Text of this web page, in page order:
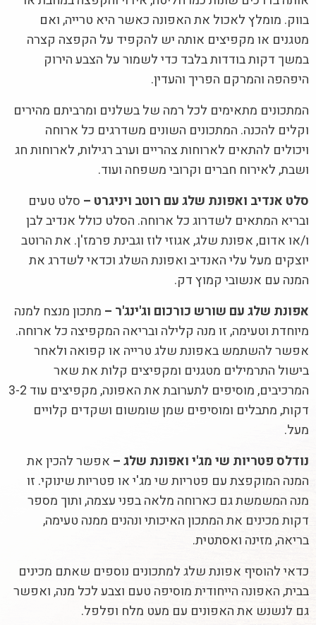
בווק. מומלץ לאכול את האפונה כאשר היא טרייה, ואם
מטגנים או מקפיצים אותה יש להקפיד על הקפצה קצרה
במשך דקות בודדות בלבד כדי לשמור על הצבע הירוק
היפהפה והמרקם הפריך והעדין.
המתכונים מתאימים לכל רמה של בשלנים ומרביתם מהירים
וקלים להכנה. המתכונים השונים משדרגים כל ארוחה
ויכולים להתאים לארוחות צהריים וערב רגילות, לארוחות חג
ושבת, לאירוח חברים וקרובי משפחה ועוד.
סלט אנדיב ואפונת שלג עם רוטב ויניגרט – סלט טעים
ובריא המתאים לשדרוג כל ארוחה. הסלט כולל אנדיב לבן
ו/או אדום, אפונת שלג, אגוזי לוז וגבינת פרמז'ן. את הרוטב
יוצקים מעל עלי האנדיב ואפונת השלג וכדאי לשדרג את
המנה עם אנשובי קמוץ דק.
אפונת שלג עם שורש כורכום וג'ינג'ר – מתכון מנצח למנה
מיוחדת וטעימה, זו מנה קלילה ובריאה המקפיצה כל ארוחה.
אפשר להשתמש באפונת שלג טרייה או קפואה ולאחר
בישול התרמילים מטגנים ומקפיצים קלות את שאר
המרכיבים, מוסיפים לתערובת את האפונה, מקפיצים עוד 3-2
דקות, מתבלים ומוסיפים שמן שומשום ושקדים קלויים
מעל.
נודלס פטריות שי מג'י ואפונת שלג – אפשר להכין את
המנה המוקפצת עם פטריות שי מג'י או פטריות שינוקי. זו
מנה המשמשת גם כארוחה מלאה בפני עצמה, ותוך מספר
דקות מכינים את המתכון האיכותי ונהנים ממנה טעימה,
בריאה, מזינה ואסתטית.
כדאי להוסיף אפונת שלג למתכונים נוספים שאתם מכינים
בבית, האפונה הייחודית מוסיפה טעם וצבע לכל מנה, ואפשר
גם לנשנש את האפונים עם מעט מלח ופלפל.